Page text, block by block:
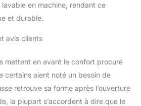
dormir. Oreillers
surélevés pour dormir –
la tête, des pieds ou des
pour ronflement. Oreiller
en machine, rendant ce
et durable.
avis clients
mettent en avant le confort procuré
certains aient noté un besoin de
retrouve sa forme après l’ouverture
la plupart s’accordent à dire que le